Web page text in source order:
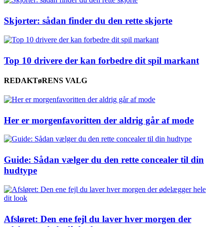
Skjorter: sådan finder du den rette skjorte
Top 10 drivere der kan forbedre dit spil markant
REDAKTøRENS VALG
Her er morgenfavoritten der aldrig går af mode
Guide: Sådan vælger du den rette concealer til din
hudtype
Afsløret: Den ene fejl du laver hver morgen der